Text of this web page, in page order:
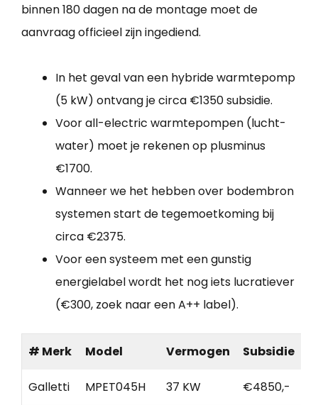
binnen 180 dagen na de montage moet de
aanvraag officieel zijn ingediend.
In het geval van een hybride warmtepomp
(5 kW) ontvang je circa €1350 subsidie.
Voor all-electric warmtepompen (lucht-
water) moet je rekenen op plusminus
€1700.
Wanneer we het hebben over bodembron
systemen start de tegemoetkoming bij
circa €2375.
Voor een systeem met een gunstig
energielabel wordt het nog iets lucratiever
(€300, zoek naar een A++ label).
# Merk Model Vermogen Subsidie
Galletti MPET045H 37 KW €4850,-